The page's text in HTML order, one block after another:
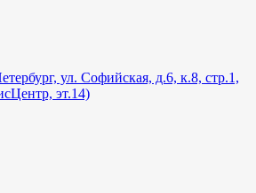
ул. Софийская, д.6, к.8, стр.1,
эт.14)